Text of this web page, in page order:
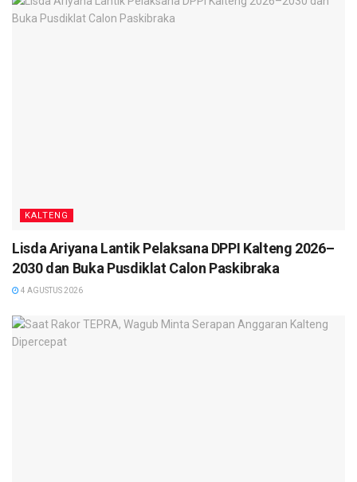
2021,” pungkasnya. ( TN)
KALTENG
Lisda Ariyana Lantik Pelaksana DPPI Kalteng 2026–
2030 dan Buka Pusdiklat Calon Paskibraka
4 AGUSTUS 2026